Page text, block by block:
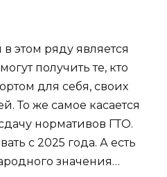
этом ряду является
получить те, кто
для себя, своих
То же самое касается
нормативов ГТО.
с 2025 года. А есть
значения…